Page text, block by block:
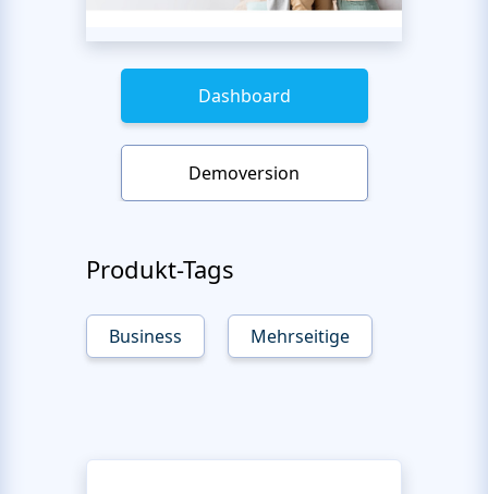
Dashboard
Demoversion
Produkt-Tags
Business Mehrseitige